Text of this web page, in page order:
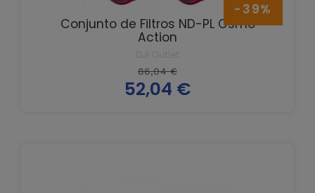
Conjunto de Filtros ND-PL Osmo
Action
DJI Outlet
Prix
de
base
86,04 €
Prix
52,04 €
-39%